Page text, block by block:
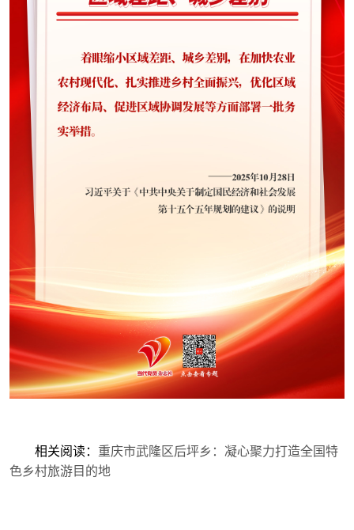
相关阅读： 重庆市武隆区后坪乡：凝心聚力打造全国特
色乡村旅游目的地